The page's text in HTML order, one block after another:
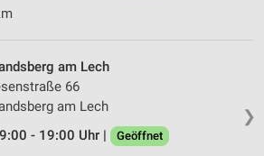
❯
am Lech
66
am Lech
- 19:00 Uhr |
Geöffnet